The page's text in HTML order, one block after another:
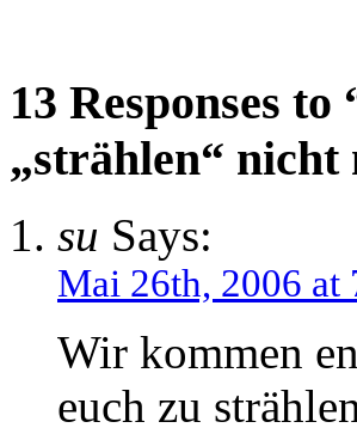
13 Responses
„strählen“
su Says:
Mai 26th, 2006 at
Wir kommen
euch zu